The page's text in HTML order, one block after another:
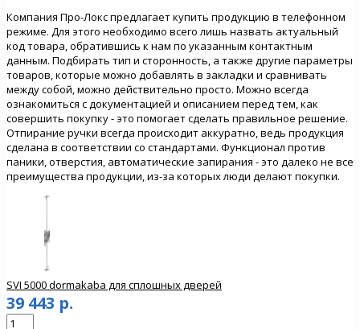
Компания Про-Локс предлагает купить продукцию в телефонном
режиме. Для этого необходимо всего лишь назвать актуальный
код товара, обратившись к нам по указанным контактным
данным. Подбирать тип и сторонность, а также другие параметры
товаров, которые можно добавлять в закладки и сравнивать
между собой, можно действительно просто. Можно всегда
ознакомиться с документацией и описанием перед тем, как
совершить покупку - это помогает сделать правильное решение.
Отпирание ручки всегда происходит аккуратно, ведь продукция
сделана в соответствии со стандартами. Функционал против
паники, отверстия, автоматические запирания - это далеко не все
преимущества продукции, из-за которых люди делают покупки.
SVI 5000 dormakaba для сплошных дверей
39 443 р.